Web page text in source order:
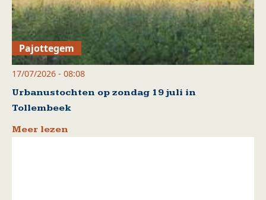
Pajottegem
17/07/2026 - 08:08
Urbanustochten op zondag 19 juli in
Tollembeek
Meer lezen